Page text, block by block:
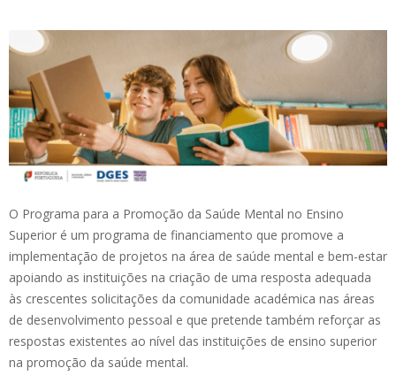
O Programa para a Promoção da Saúde Mental no Ensino
Superior é um programa de financiamento que promove a
implementação de projetos na área de saúde mental e bem-estar
apoiando as instituições na criação de uma resposta adequada
às crescentes solicitações da comunidade académica nas áreas
de desenvolvimento pessoal e que pretende também reforçar as
respostas existentes ao nível das instituições de ensino superior
na promoção da saúde mental.